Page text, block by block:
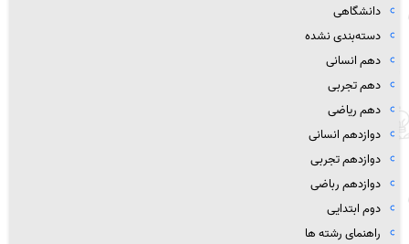
دانشگاهی
دسته‌بندی نشده
دهم انسانی
دهم تجربی
دهم ریاضی
دوازدهم انسانی
دوازدهم تجربی
دوازدهم رباضی
دوم ابتدایی
راهنمای رشته ها